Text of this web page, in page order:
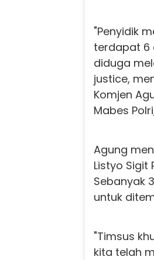
"Penyidik
terdapat 6
diduga
justice,
Komjen
Mabes
Agung
Listyo
Sebanyak
untuk
"Timsus
kita telah